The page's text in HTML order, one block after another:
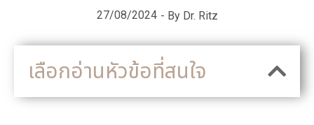
27/08/2024 - By Dr. Ritz
เลือกอ่านหัวข้อที่สนใจ